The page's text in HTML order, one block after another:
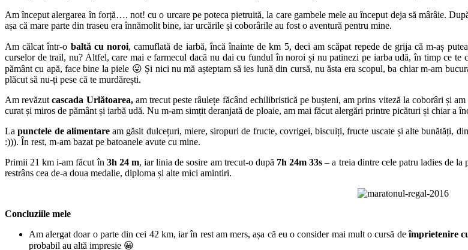
Am început alergarea în forță…. not! cu o urcare pe poteca pietruită, la care gambele mele au început deja să mârâie.
așa că mare parte din traseu era înnămolit bine, iar urcările și coborârile au fost o aventură pentru mine.
Am călcat într-o baltă cu noroi, camuflată de iarbă, încă înainte de km 5, deci am scăpat repede de grija că m-aș
curselor de trail, nu? Altfel, care mai e farmecul dacă nu dai cu fundul în noroi și nu patinezi pe iarba udă, în timp ce
pământ cu apă, face bine la piele 😛 Și nici nu mă așteptam să ies lună din cursă, nu ăsta era scopul, ba chiar m-am
plăcut să nu-ți pese că te murdărești.
Am revăzutcascada Urlătoarea,am trecut peste râulețe făcând echilibristică pe bușteni, am prins viteză la coborâri și
curat și miros de pământ și iarbă udă. Nu m-am simțit deranjată de ploaie, am mai făcut alergări printre picături și chiar a
Lapunctele de alimentaream găsit dulcețuri, miere, siropuri de fructe, covrigei, biscuiți, fructe uscate și alte bunătăți,
:))). În rest, m-am bazat pe batoanele avute cu mine.
Primii 21 km i-am făcut în 3h 24 m, iar linia de sosire am trecut-o după 7h 24m 33s – a treia dintre cele patru ladies de la
restrâns cea de-a doua medalie, diploma și alte mici amintiri.
Concluziile mele
Am alergat doar o parte din cei 42 km, iar în rest am mers, așa că eu o consider mai mult o cursă deîmprietenire
probabil au altă impresie 😀